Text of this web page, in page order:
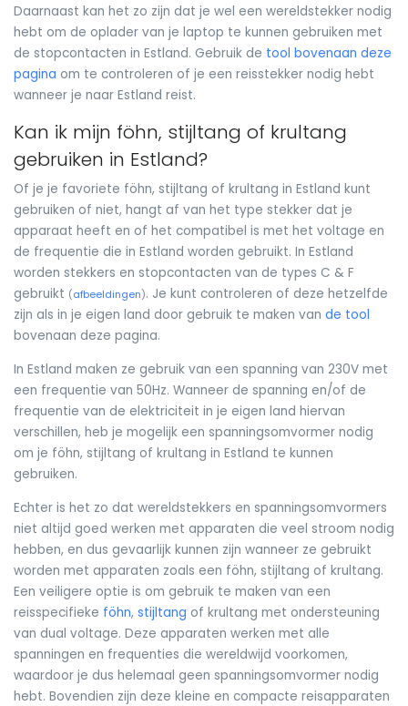
Daarnaast kan het zo zijn dat je wel een wereldstekker nodig
hebt om de oplader van je laptop te kunnen gebruiken met
de stopcontacten in Estland. Gebruik de tool bovenaan deze
pagina om te controleren of je een reisstekker nodig hebt
wanneer je naar Estland reist.
Kan ik mijn föhn, stijltang of krultang
gebruiken in Estland?
Of je je favoriete föhn, stijltang of krultang in Estland kunt
gebruiken of niet, hangt af van het type stekker dat je
apparaat heeft en of het compatibel is met het voltage en
de frequentie die in Estland worden gebruikt. In Estland
worden stekkers en stopcontacten van de types C & F
gebruikt (afbeeldingen). Je kunt controleren of deze hetzelfde
zijn als in je eigen land door gebruik te maken van de tool
bovenaan deze pagina.
In Estland maken ze gebruik van een spanning van 230V met
een frequentie van 50Hz. Wanneer de spanning en/of de
frequentie van de elektriciteit in je eigen land hiervan
verschillen, heb je mogelijk een spanningsomvormer nodig
om je föhn, stijltang of krultang in Estland te kunnen
gebruiken.
Echter is het zo dat wereldstekkers en spanningsomvormers
niet altijd goed werken met apparaten die veel stroom nodig
hebben, en dus gevaarlijk kunnen zijn wanneer ze gebruikt
worden met apparaten zoals een föhn, stijltang of krultang.
Een veiligere optie is om gebruik te maken van een
reisspecifieke föhn, stijltang of krultang met ondersteuning
van dual voltage. Deze apparaten werken met alle
spanningen en frequenties die wereldwijd voorkomen,
waardoor je dus helemaal geen spanningsomvormer nodig
hebt. Bovendien zijn deze kleine en compacte reisapparaten